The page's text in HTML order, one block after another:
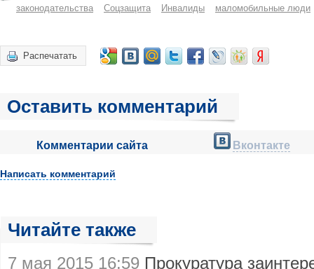
законодательства
Соцзащита Инвалиды маломобильные люди
Распечатать
Оставить комментарий
Комментарии сайта Вконтакте
Написать комментарий
Читайте также
7 мая 2015 16:59 Прокуратура